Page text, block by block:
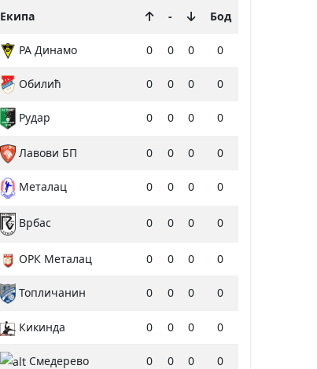
Екипа - Бод
РА Динамо 0 0 0 0
Обилић 0 0 0 0
Рудар 0 0 0 0
Лавови БП 0 0 0 0
Металац 0 0 0 0
Врбас 0 0 0 0
ОРК Металац 0 0 0 0
Топличанин 0 0 0 0
Кикинда 0 0 0 0
Смедерево 0 0 0 0